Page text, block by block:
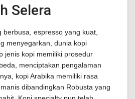
Selera
berbusa, espresso yang kuat,
menyegarkan, dunia kopi
jenis kopi memiliki prosedur
menciptakan pengalaman
kopi Arabika memiliki rasa
dibandingkan Robusta yang